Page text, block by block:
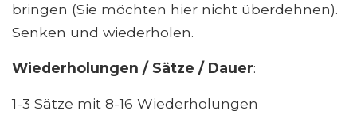
bringen (Sie möchten hier nicht überdehnen).
Senken und wiederholen.
Wiederholungen / Sätze / Dauer:
1-3 Sätze mit 8-16 Wiederholungen